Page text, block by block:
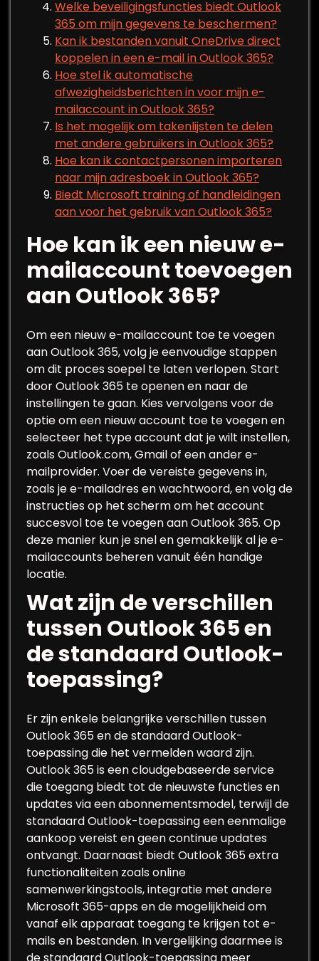
Welke beveiligingsfuncties biedt Outlook
365 om mijn gegevens te beschermen?
Kan ik bestanden vanuit OneDrive direct
koppelen in een e-mail in Outlook 365?
Hoe stel ik automatische
afwezigheidsberichten in voor mijn e-
mailaccount in Outlook 365?
Is het mogelijk om takenlijsten te delen
met andere gebruikers in Outlook 365?
Hoe kan ik contactpersonen importeren
naar mijn adresboek in Outlook 365?
Biedt Microsoft training of handleidingen
aan voor het gebruik van Outlook 365?
Hoe kan ik een nieuw e-
mailaccount toevoegen
aan Outlook 365?
Om een nieuw e-mailaccount toe te voegen
aan Outlook 365, volg je eenvoudige stappen
om dit proces soepel te laten verlopen. Start
door Outlook 365 te openen en naar de
instellingen te gaan. Kies vervolgens voor de
optie om een nieuw account toe te voegen en
selecteer het type account dat je wilt instellen,
zoals Outlook.com, Gmail of een ander e-
mailprovider. Voer de vereiste gegevens in,
zoals je e-mailadres en wachtwoord, en volg de
instructies op het scherm om het account
succesvol toe te voegen aan Outlook 365. Op
deze manier kun je snel en gemakkelijk al je e-
mailaccounts beheren vanuit één handige
locatie.
Wat zijn de verschillen
tussen Outlook 365 en
de standaard Outlook-
toepassing?
Er zijn enkele belangrijke verschillen tussen
Outlook 365 en de standaard Outlook-
toepassing die het vermelden waard zijn.
Outlook 365 is een cloudgebaseerde service
die toegang biedt tot de nieuwste functies en
updates via een abonnementsmodel, terwijl de
standaard Outlook-toepassing een eenmalige
aankoop vereist en geen continue updates
ontvangt. Daarnaast biedt Outlook 365 extra
functionaliteiten zoals online
samenwerkingstools, integratie met andere
Microsoft 365-apps en de mogelijkheid om
vanaf elk apparaat toegang te krijgen tot e-
mails en bestanden. In vergelijking daarmee is